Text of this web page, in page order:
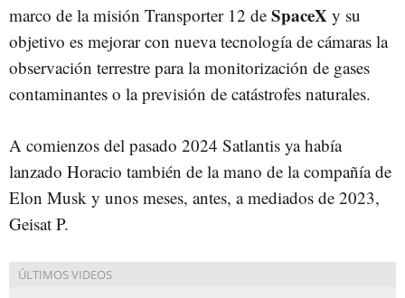
marco de la misión Transporter 12 de SpaceX y su
objetivo es mejorar con nueva tecnología de cámaras la
observación terrestre para la monitorización de gases
contaminantes o la previsión de catástrofes naturales.
A comienzos del pasado 2024 Satlantis ya había
lanzado Horacio también de la mano de la compañía de
Elon Musk y unos meses, antes, a mediados de 2023,
Geisat P.